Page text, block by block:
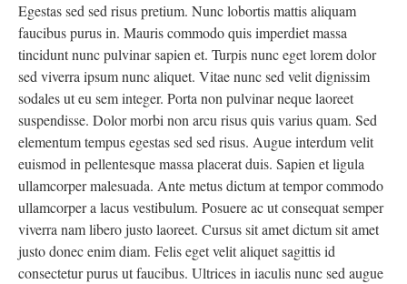
Egestas sed sed risus pretium. Nunc lobortis mattis aliquam
faucibus purus in. Mauris commodo quis imperdiet massa
tincidunt nunc pulvinar sapien et. Turpis nunc eget lorem dolor
sed viverra ipsum nunc aliquet. Vitae nunc sed velit dignissim
sodales ut eu sem integer. Porta non pulvinar neque laoreet
suspendisse. Dolor morbi non arcu risus quis varius quam. Sed
elementum tempus egestas sed sed risus. Augue interdum velit
euismod in pellentesque massa placerat duis. Sapien et ligula
ullamcorper malesuada. Ante metus dictum at tempor commodo
ullamcorper a lacus vestibulum. Posuere ac ut consequat semper
viverra nam libero justo laoreet. Cursus sit amet dictum sit amet
justo donec enim diam. Felis eget velit aliquet sagittis id
consectetur purus ut faucibus. Ultrices in iaculis nunc sed augue